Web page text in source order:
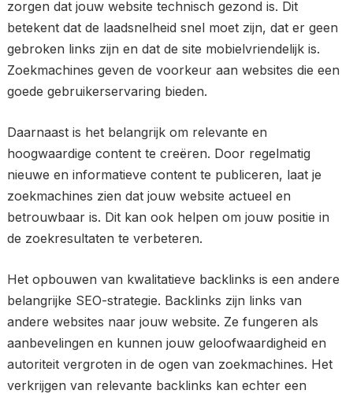
zorgen dat jouw website technisch gezond is. Dit
betekent dat de laadsnelheid snel moet zijn, dat er geen
gebroken links zijn en dat de site mobielvriendelijk is.
Zoekmachines geven de voorkeur aan websites die een
goede gebruikerservaring bieden.
Daarnaast is het belangrijk om relevante en
hoogwaardige content te creëren. Door regelmatig
nieuwe en informatieve content te publiceren, laat je
zoekmachines zien dat jouw website actueel en
betrouwbaar is. Dit kan ook helpen om jouw positie in
de zoekresultaten te verbeteren.
Het opbouwen van kwalitatieve backlinks is een andere
belangrijke SEO-strategie. Backlinks zijn links van
andere websites naar jouw website. Ze fungeren als
aanbevelingen en kunnen jouw geloofwaardigheid en
autoriteit vergroten in de ogen van zoekmachines. Het
verkrijgen van relevante backlinks kan echter een